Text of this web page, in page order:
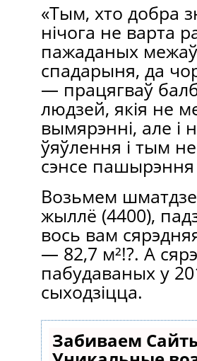
«Тым, хто добра
нічога не варта
пажаданых
спадарыня, да
— працягваў
людзей, якія не
вымярэнні, але і
ўяўлення і тым
сэнсе
Возьмем
жыллё (4400),
вось вам
— 82,7 м²!?. А
пабудаваных у
сыходзіцца.
Забиваем